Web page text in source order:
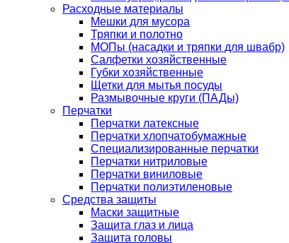
Расходные материалы
Мешки для мусора
Тряпки и полотно
МОПы (насадки и тряпки для швабр)
Салфетки хозяйственные
Губки хозяйственные
Щетки для мытья посуды
Размывочные круги (ПАДы)
Перчатки
Перчатки латексные
Перчатки хлопчатобумажные
Специализированные перчатки
Перчатки нитриловые
Перчатки виниловые
Перчатки полиэтиленовые
Средства защиты
Маски защитные
Защита глаз и лица
Защита головы